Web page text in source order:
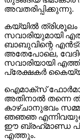
അവതരിപ്പിക്കുന്നു.
കയ്യില്‍ ത്രിശൂലം
സവാരിയുമായി
ബാബുവിന്റെ
അതേപോലെ,
സവാരിയായി
പ്രേക്ഷകര്‍
ഐമാക്‌സ്
അതിനാല്‍ തന്നെ
കാഴ്ചാനുഭവം
ഞഞഞ
ഈ ബ്രഹ്‌മാണ്ഡ
എത്തും.